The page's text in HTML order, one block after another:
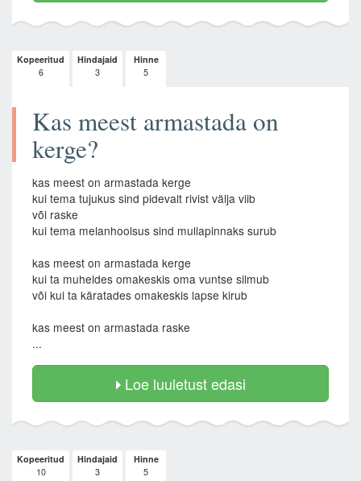
Kopeeritud
6
Hindajaid
3
Hinne
5
Kas meest armastada on
kerge?
kas meest on armastada kerge
kui tema tujukus sind pidevalt rivist välja viib
või raske
kui tema melanhoolsus sind mullapinnaks surub
kas meest on armastada kerge
kui ta muheldes omakeskis oma vuntse silmub
või kui ta käratades omakeskis lapse kirub
kas meest on armastada raske
...
Loe luuletust edasi
Kopeeritud
10
Hindajaid
3
Hinne
5